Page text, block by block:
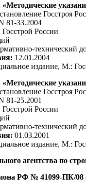
Госстроя
81-33.2004
Госстрой России
технический
12.01.2004
издание, М.:
Госстроя
81-25.2001
Госстрой России
технический
01.03.2001
издание, М.:
агентства по
РФ № 41099-ПК/08